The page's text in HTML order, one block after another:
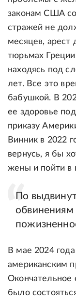
законам США
стражей не
месяцев, арест
тюрьмах
находясь под
лет. Все это
бабушкой. В
ее здоровье
приказу
Винник в 2022
вернусь, я бы
жены и пойти в
По
обвинениям
В мае 2024
американским
Окончательное
было